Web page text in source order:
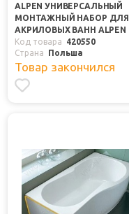
ALPEN УНИВЕРСАЛЬНЫЙ
МОНТАЖНЫЙ НАБОР ДЛЯ
АКРИЛОВЫХ ВАНН ALPEN
Код товара
420550
Страна
Польша
Товар закончился